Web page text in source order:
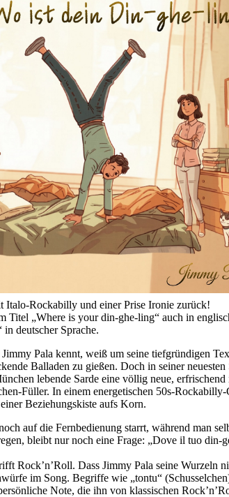
Italo-Rockabilly und einer Prise Ironie zurück!
Titel „Where is your din-ghe-ling“ auch in
deutscher Sprache.
Pala kennt, weiß um seine tiefgründigen
Balladen zu gießen. Doch in seiner
lebende Sarde eine völlig neue,
Füller. In einem energetischen 50s-
Beziehungskiste aufs Korn.
auf die Fernbedienung starrt, während man
bleibt nur noch eine Frage: „Dove il tuo din-
Rock’n’Roll. Dass Jimmy Pala seine Wurzeln
im Song. Begriffe wie „tontu“
Note, die ihn von klassischen